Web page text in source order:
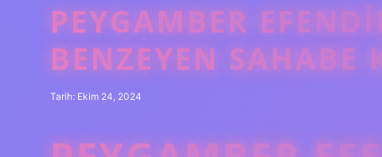
PEYGAMBER
BENZEYEN SAHABE
Tarih: Ekim 24, 2024